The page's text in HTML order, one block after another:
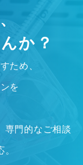
か？
ため、
を
専門的なご相談